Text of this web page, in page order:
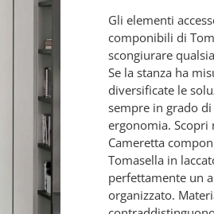
Gli elementi
componibili di
scongiurare
Se la stanza ha
diversificate le
sempre in grado
ergonomia.
Cameretta
Tomasella in
perfettamente un
organizzato.